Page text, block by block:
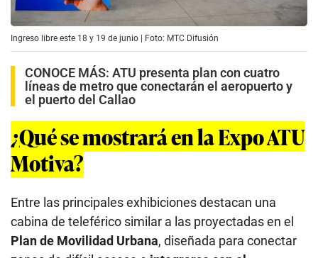
Ingreso libre este 18 y 19 de junio | Foto: MTC Difusión
CONOCE MÁS: ATU presenta plan con cuatro
líneas de metro que conectarán el aeropuerto y
el puerto del Callao
¿Qué se mostrará en la Expo ATU
Motiva?
Entre las principales exhibiciones destacan una
cabina de teleférico similar a las proyectadas en el
Plan de Movilidad Urbana, diseñada para conectar